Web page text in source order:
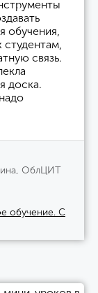
обучения,
студентам,
связь.
доска.
ОблЦИТ
обучение. С